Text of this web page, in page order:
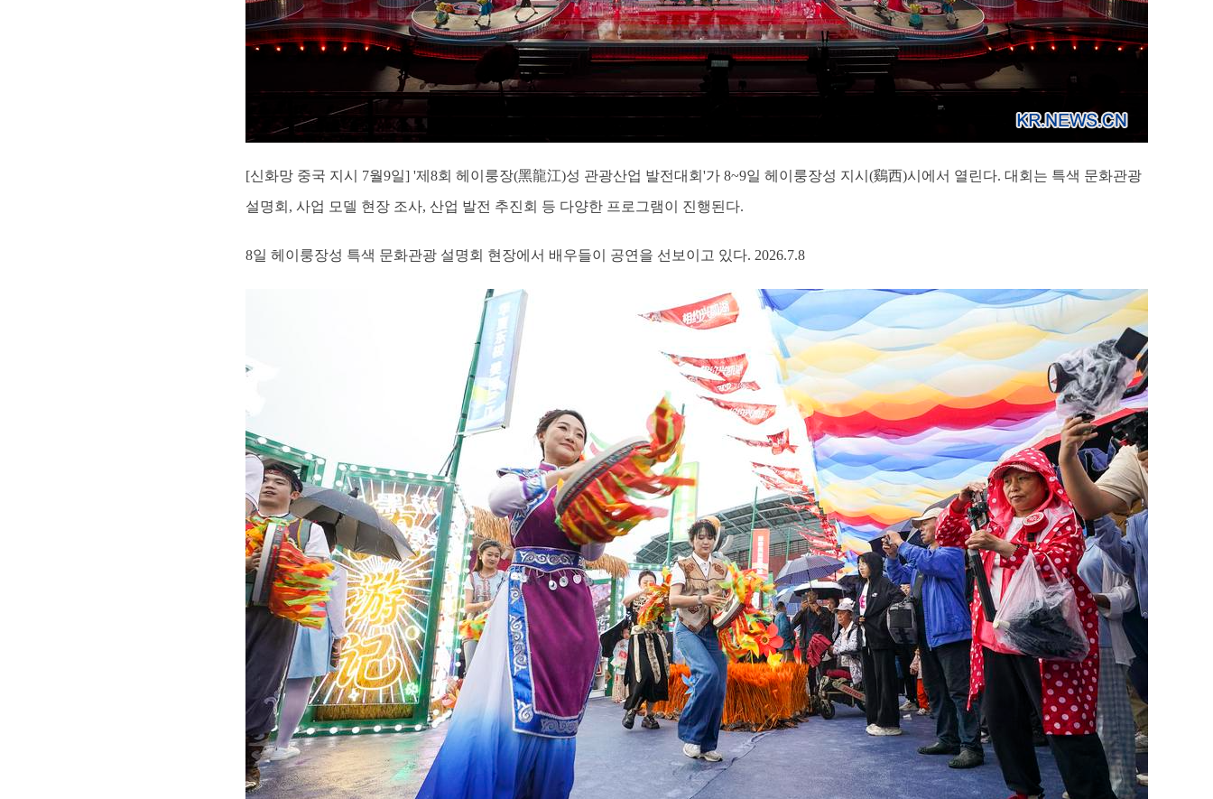
[신화망 중국 지시 7월9일] '제8회 헤이룽장(黑龍江)성 관광산업 발전대회'가 8~9일 헤이룽장성 지시(鷄西)시에서 열린다. 대회는 특색 문화관광
설명회, 사업 모델 현장 조사, 산업 발전 추진회 등 다양한 프로그램이 진행된다.
8일 헤이룽장성 특색 문화관광 설명회 현장에서 배우들이 공연을 선보이고 있다. 2026.7.8